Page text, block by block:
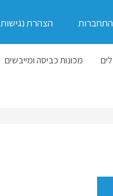
התחברות הצהרת נגישות
מכונות כביסה ומייבשים